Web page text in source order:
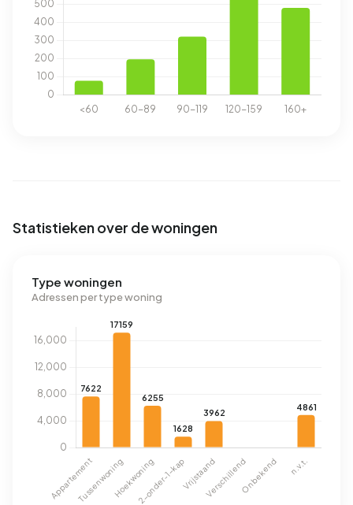
Statistieken over de woningen
Type woningen
Adressen per type woning